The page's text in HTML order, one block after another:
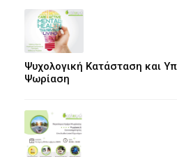
Ψυχολογική Κατάσταση και
Ψωρίαση